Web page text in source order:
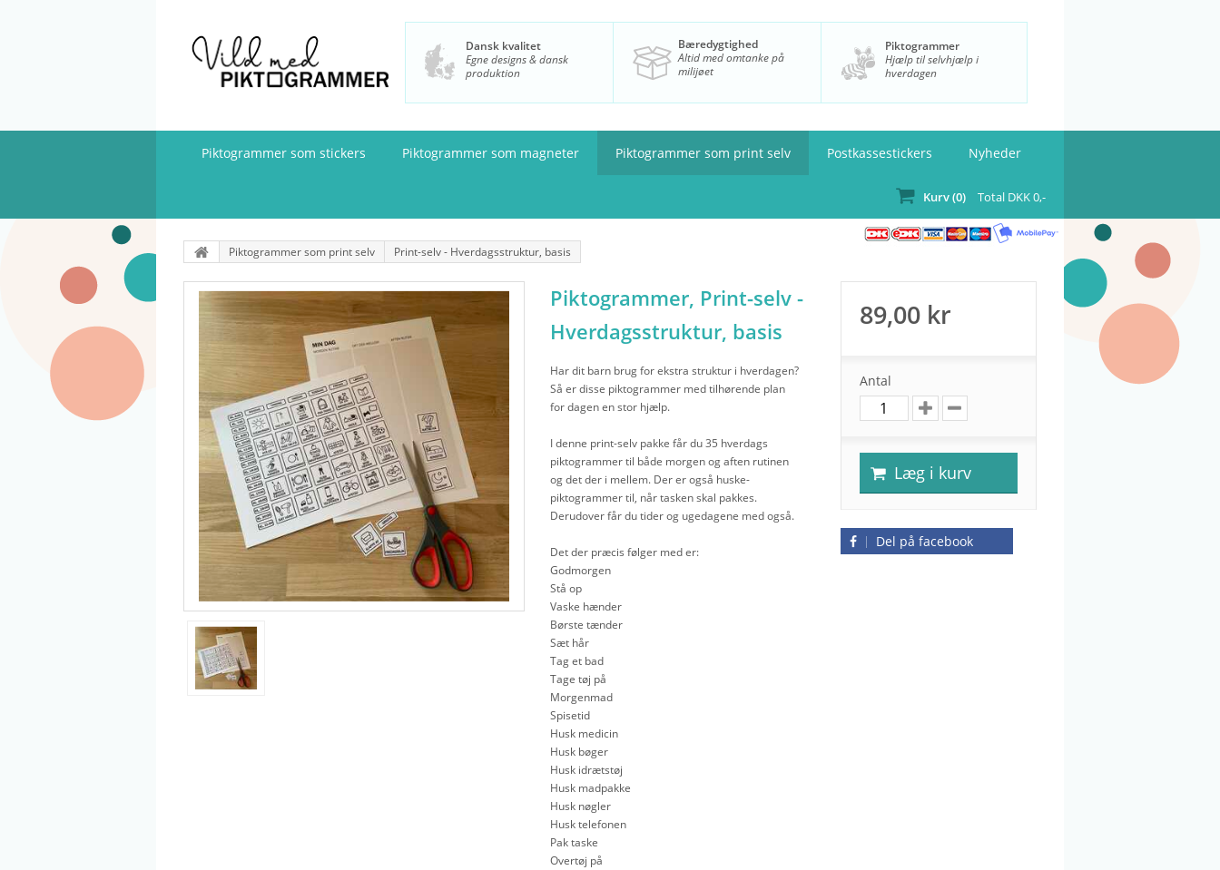
Dansk kvalitet
Egne designs & dansk
produktion
Bæredygtighed
Altid med omtanke på
milijøet
Piktogrammer
Hjælp til selvhjælp i
hverdagen
Piktogrammer som stickers Piktogrammer som magneter Piktogrammer som print selv Postkassestickers Nyheder
Kurv (0) Total DKK0,-
Piktogrammer som print selv Print-selv - Hverdagsstruktur, basis
Piktogrammer, Print-selv -
Hverdagsstruktur, basis
Har dit barn brug for ekstra struktur i hverdagen?
Så er disse piktogrammer med tilhørende plan
for dagen en stor hjælp.
I denne print-selv pakke får du 35 hverdags
piktogrammer til både morgen og aften rutinen
og det der i mellem. Der er også huske-
piktogrammer til, når tasken skal pakkes.
Derudover får du tider og ugedagene med også.
Det der præcis følger med er:
Godmorgen
Stå op
Vaske hænder
Børste tænder
Sæt hår
Tag et bad
Tage tøj på
Morgenmad
Spisetid
Husk medicin
Husk bøger
Husk idrætstøj
Husk madpakke
Husk nøgler
Husk telefonen
Pak taske
Overtøj på
89,00kr
Antal
Læg i kurv
Del på facebook